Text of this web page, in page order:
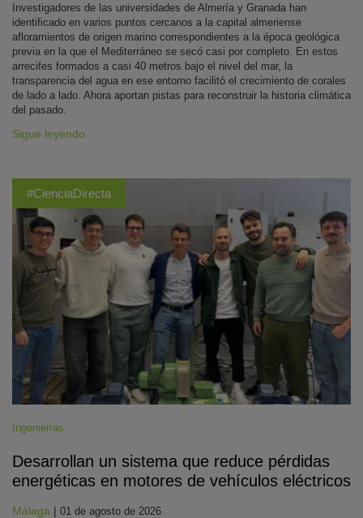
Investigadores de las universidades de Almería y Granada han
identificado en varios puntos cercanos a la capital almeriense
afloramientos de origen marino correspondientes a la época geológica
previa en la que el Mediterráneo se secó casi por completo. En estos
arrecifes formados a casi 40 metros bajo el nivel del mar, la
transparencia del agua en ese entorno facilitó el crecimiento de corales
de lado a lado. Ahora aportan pistas para reconstruir la historia climática
del pasado.
Sigue leyendo
#CienciaDirecta
Ingenierías
Desarrollan un sistema que reduce pérdidas
energéticas en motores de vehículos eléctricos
Málaga | 01 de agosto de 2026